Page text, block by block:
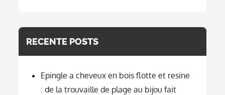
RECENTE POSTS
Epingle a cheveux en bois flotte et resine
: de la trouvaille de plage au bijou fait